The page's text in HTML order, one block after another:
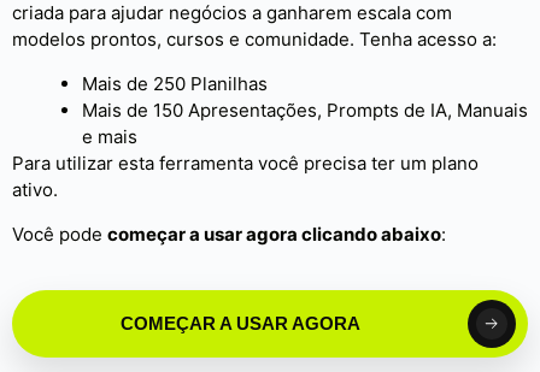
criada para ajudar negócios a ganharem escala com
modelos prontos, cursos e comunidade. Tenha acesso a:
Mais de 250 Planilhas
Mais de 150 Apresentações, Prompts de IA, Manuais
e mais
Para utilizar esta ferramenta você precisa ter um plano
ativo.
Você pode começar a usar agora clicando abaixo:
COMEÇAR A USAR AGORA